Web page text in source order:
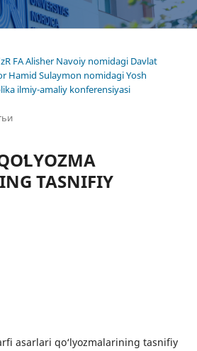
FA Alisher Navoiy nomidagi Davlat
Hamid Sulaymon nomidagi Yosh
ilmiy-amaliy konferensiyasi
TASNIFIY
asarlari qo‘lyozmalarining tasnifiy